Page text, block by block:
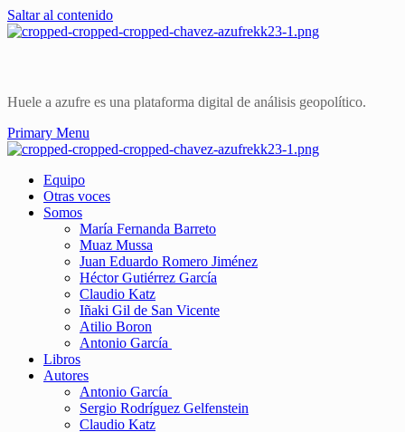
Saltar al contenido
Huele a azufre es una plataforma digital de análisis geopolítico.
Primary Menu
Equipo
Otras voces
Somos
María Fernanda Barreto
Muaz Mussa
Juan Eduardo Romero Jiménez
Héctor Gutiérrez García
Claudio Katz
Iñaki Gil de San Vicente
Atilio Boron
Antonio García
Libros
Autores
Antonio García
Sergio Rodríguez Gelfenstein
Claudio Katz